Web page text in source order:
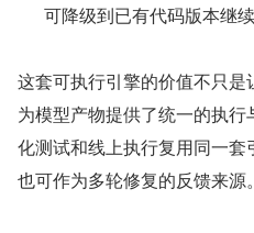
可降级到已有代码版本继
这套可执行引擎的价值不只
为模型产物提供了统一的执
化测试和线上执行复用同一
也可作为多轮修复的反馈来源。